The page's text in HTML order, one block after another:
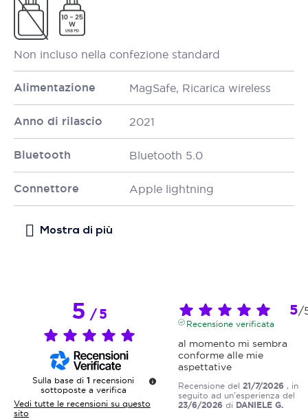
Non incluso nella confezione standard
Alimentazione MagSafe, Ricarica wireless
Anno di rilascio 2021
Bluetooth Bluetooth 5.0
Connettore Apple lightning
5/5
Sulla base di 1 recensioni
sottoposte a verifica
Vedi tutte le recensioni su questo
sito
5/
Recensione verificata
al momento mi sembra
conforme alle mie
aspettative
Recensione del 21/7/2026 , in
seguito ad un'esperienza del
23/6/2026 di DANIELE G.